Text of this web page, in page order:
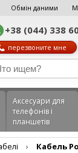
Обмін даними
+38 (044) 338
перезвоните мне
Аксеcуари для
телефонів і
планшетів
› Кабель